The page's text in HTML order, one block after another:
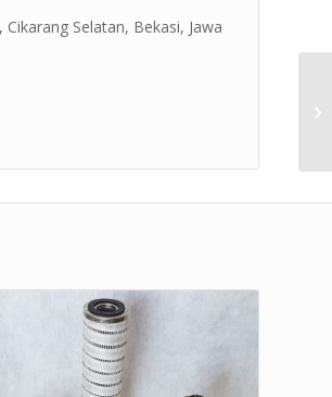
Selatan, Bekasi, Jawa